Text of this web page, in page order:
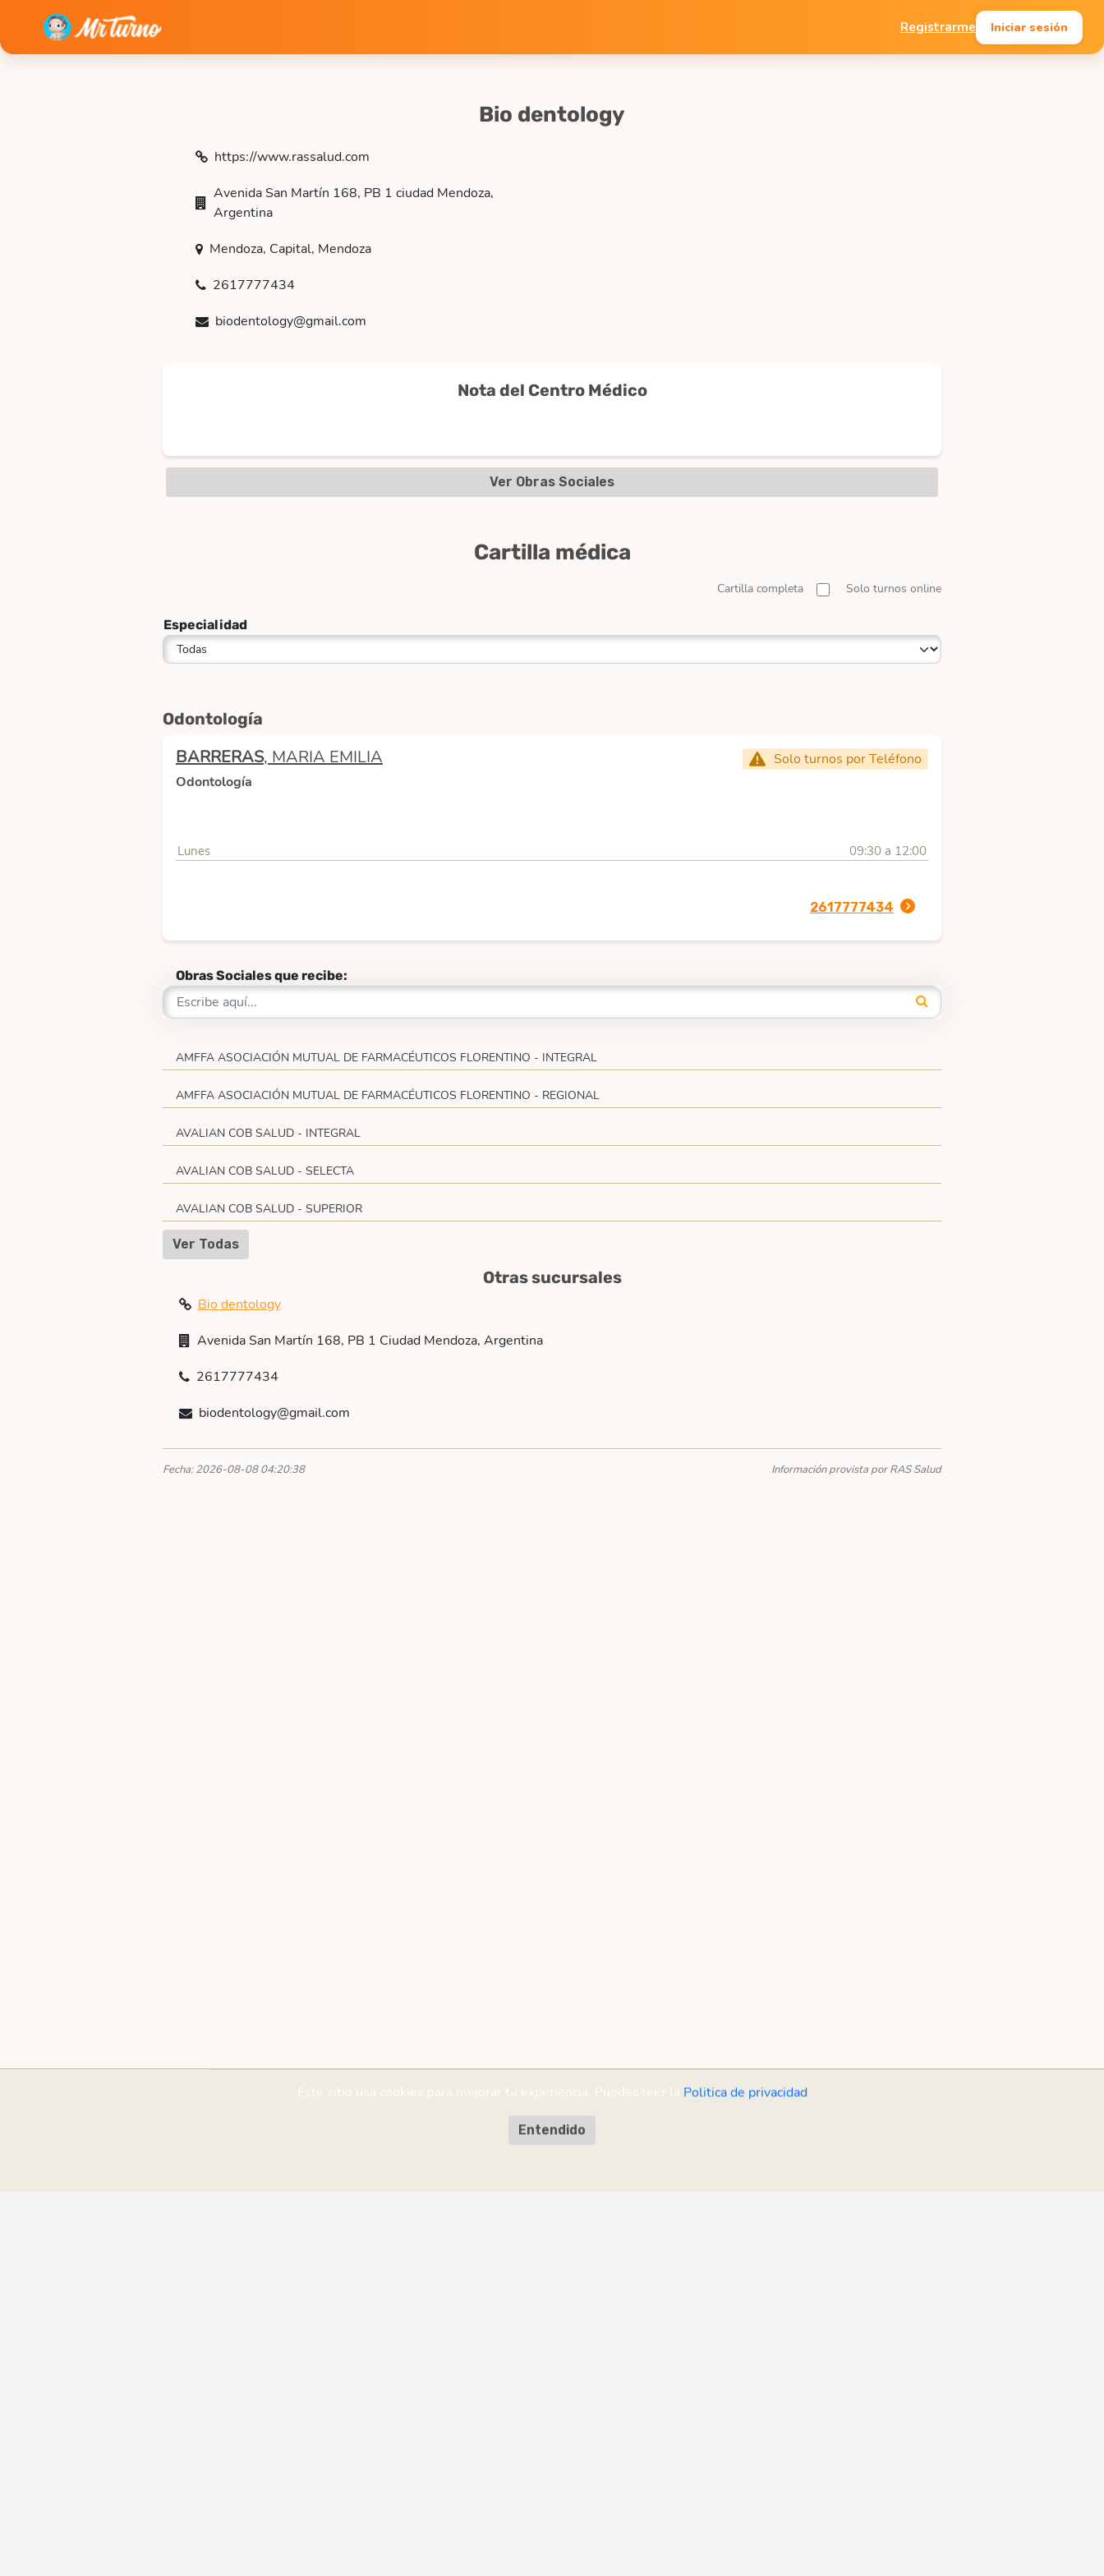
Registrarme Iniciar sesión
Bio dentology
https://www.rassalud.com
Avenida San Martín 168, PB 1 ciudad Mendoza,
Argentina
Mendoza, Capital, Mendoza
2617777434
biodentology@gmail.com
Nota del Centro Médico
Ver Obras Sociales
Cartilla médica
Cartilla completa Solo turnos online
Especialidad
Odontología
BARRERAS, MARIA EMILIA
Odontología
Solo turnos por Teléfono
Lunes 09:30 a 12:00
2617777434
Obras Sociales que recibe:
AMFFA ASOCIACIÓN MUTUAL DE FARMACÉUTICOS FLORENTINO - INTEGRAL
AMFFA ASOCIACIÓN MUTUAL DE FARMACÉUTICOS FLORENTINO - REGIONAL
AVALIAN COB SALUD - INTEGRAL
AVALIAN COB SALUD - SELECTA
AVALIAN COB SALUD - SUPERIOR
Ver Todas
Otras sucursales
Bio dentology
Avenida San Martín 168, PB 1 Ciudad Mendoza, Argentina
2617777434
biodentology@gmail.com
Fecha: 2026-08-08 04:20:38 Información provista por RAS Salud
Este sitio usa cookies para mejorar tu experiencia. Puedes leer la Politica de privacidad
Entendido